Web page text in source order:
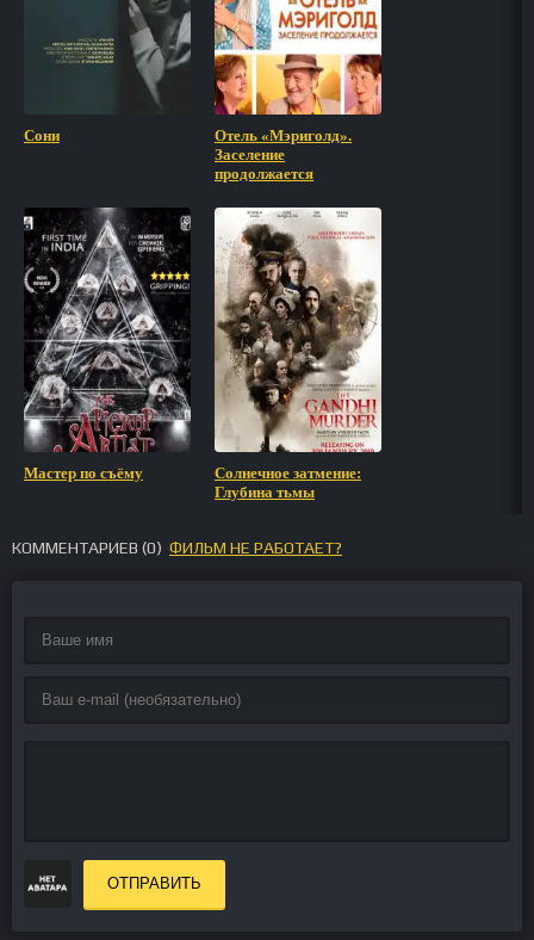
Сони
Отель «Мэриголд».
Заселение
продолжается
Мастер по съёму
Солнечное затмение:
Глубина тьмы
КОММЕНТАРИЕВ (0) ФИЛЬМ НЕ РАБОТАЕТ?
ОТПРАВИТЬ